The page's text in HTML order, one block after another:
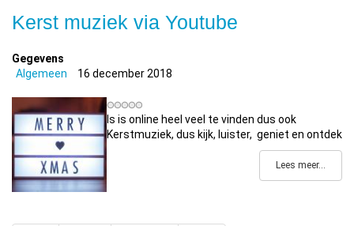
Kerst muziek via Youtube
Gegevens
Algemeen
16 december 2018
Is is online heel veel te vinden dus ook
Kerstmuziek, dus kijk, luister, geniet en ontdek
Lees meer...